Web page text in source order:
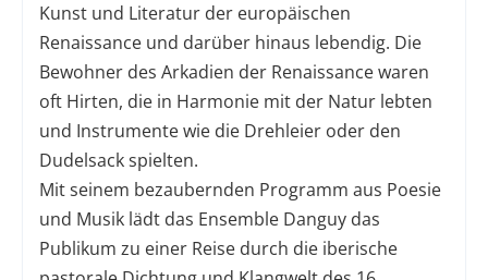
Kunst und Literatur der europäischen
Renaissance und darüber hinaus lebendig. Die
Bewohner des Arkadien der Renaissance waren
oft Hirten, die in Harmonie mit der Natur lebten
und Instrumente wie die Drehleier oder den
Dudelsack spielten.
Mit seinem bezaubernden Programm aus Poesie
und Musik lädt das Ensemble Danguy das
Publikum zu einer Reise durch die iberische